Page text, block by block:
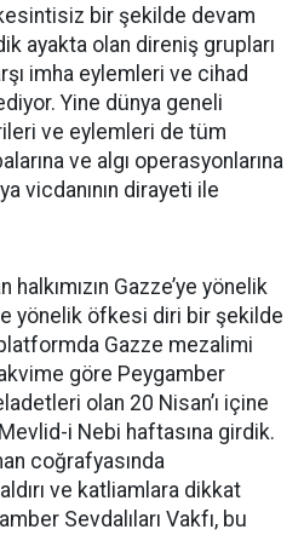
bir şekilde devam
ayakta olan direniş grupları
imha eylemleri ve cihad
Yine dünya geneli
ve eylemleri de tüm
ve algı operasyonlarına
vicdanının dirayeti ile
Gazze’ye yönelik
yönelik öfkesi diri bir şekilde
Gazze mezalimi
göre Peygamber
olan 20 Nisan’ı içine
i Nebi haftasına girdik.
coğrafyasında
ve katliamlara dikkat
Sevdalıları Vakfı, bu